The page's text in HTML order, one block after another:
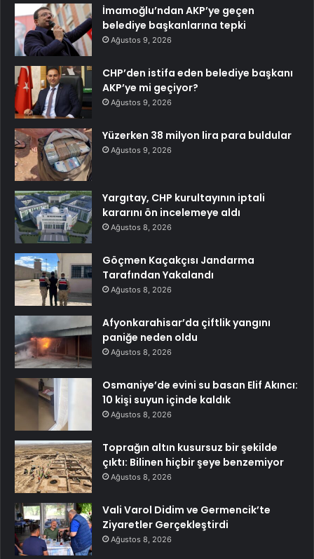
İmamoğlu’ndan AKP’ye geçen
belediye başkanlarına tepki
Ağustos 9, 2026
CHP’den istifa eden belediye başkanı
AKP’ye mi geçiyor?
Ağustos 9, 2026
Yüzerken 38 milyon lira para buldular
Ağustos 9, 2026
Yargıtay, CHP kurultayının iptali
kararını ön incelemeye aldı
Ağustos 8, 2026
Göçmen Kaçakçısı Jandarma
Tarafından Yakalandı
Ağustos 8, 2026
Afyonkarahisar’da çiftlik yangını
paniğe neden oldu
Ağustos 8, 2026
Osmaniye’de evini su basan Elif Akıncı:
10 kişi suyun içinde kaldık
Ağustos 8, 2026
Toprağın altın kusursuz bir şekilde
çıktı: Bilinen hiçbir şeye benzemiyor
Ağustos 8, 2026
Vali Varol Didim ve Germencik’te
Ziyaretler Gerçekleştirdi
Ağustos 8, 2026